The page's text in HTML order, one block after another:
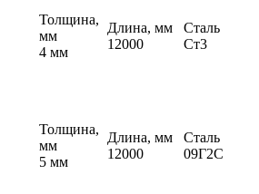
Толщина,
мм
4 мм
Длина, мм
12000
Сталь
Ст3
Толщина,
мм
5 мм
Длина, мм
12000
Сталь
09Г2С